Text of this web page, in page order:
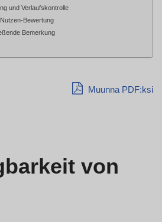
und Verlaufskontrolle
Bewertung
Bemerkung
Muunna PDF:ksi
von